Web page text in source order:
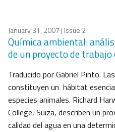
January 31, 2007 | Issue 2
Química ambiental:
de un proyecto de
Traducido por Gabriel Pinto.
constituyen un hábitat
especies animales. Richard
College, Suiza, describen un
calidad del agua en una